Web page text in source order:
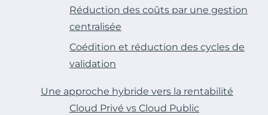
Réduction des coûts par une gestion
centralisée
Coédition et réduction des cycles de
validation
Une approche hybride vers la rentabilité
Cloud Privé vs Cloud Public